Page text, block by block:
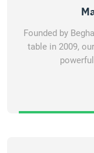
Founded by
table in 2009,